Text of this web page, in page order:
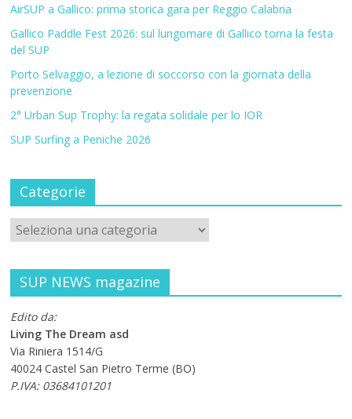
AirSUP a Gallico: prima storica gara per Reggio Calabria
Gallico Paddle Fest 2026: sul lungomare di Gallico torna la festa
del SUP
Porto Selvaggio, a lezione di soccorso con la giornata della
prevenzione
2° Urban Sup Trophy: la regata solidale per lo IOR
SUP Surfing a Peniche 2026
Categorie
SUP NEWS magazine
Edito da:
Living The Dream asd
Via Riniera 1514/G
40024 Castel San Pietro Terme (BO)
P.IVA: 03684101201